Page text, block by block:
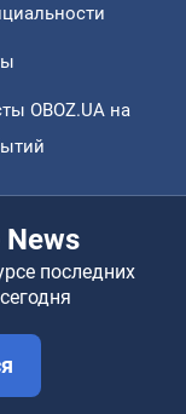
OBOZ.UA на
News
последних